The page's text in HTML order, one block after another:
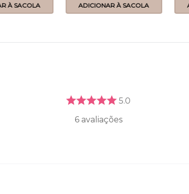
À SACOLA ADICIONAR À SACOLA
5.0
6avaliações